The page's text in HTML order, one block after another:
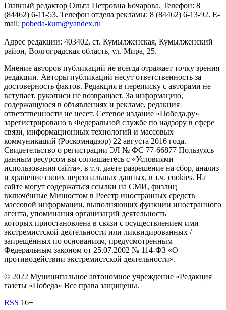
Главный редактор Ольга Петровна Бочарова. Телефон: 8
(84462) 6-11-53. Телефон отдела рекламы: 8 (84462) 6-13-92. E-
mail: pobeda-kum@yandex.ru
Адрес редакции: 403402, ст. Кумылженская, Кумылженский
район, Волгоградская область, ул. Мира, 25.
Мнение авторов публикаций не всегда отражает точку зрения
редакции. Авторы публикаций несут ответственность за
достоверность фактов. Редакция в переписку с авторами не
вступает, рукописи не возвращает. За информацию,
содержащуюся в объявлениях и рекламе, редакция
ответственности не несет. Сетевое издание «Победа.ру»
зарегистрировано в Федеральной службе по надзору в сфере
связи, информационных технологий и массовых
коммуникаций (Роскомнадзор) 22 августа 2016 года.
Свидетельство о регистрации ЭЛ № ФС 77-66877 Пользуясь
данным ресурсом вы соглашаетесь с «Условиями
использования сайта», в т.ч. даёте разрешение на сбор, анализ
и хранение своих персональных данных, в т.ч. cookies. На
сайте могут содержаться ссылки на СМИ, физлиц
включённые Минюстом в Реестр иностранных средств
массовой информации, выполняющих функции иностранного
агента, упоминания организаций деятельность
которых приостановлена в связи с осуществлением ими
экстремистской деятельности или ликвидированных /
запрещённых по основаниям, предусмотренным
Федеральным законом от 25.07.2002 № 114-ФЗ «О
противодействии экстремистской деятельности».
© 2022 Муниципальное автономное учреждение «Редакция
газеты «Победа» Все права защищены.
RSS 16+